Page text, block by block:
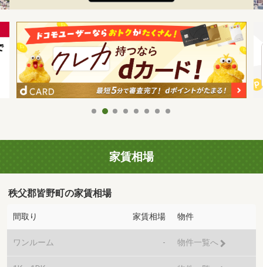
家賃相場
秩父郡皆野町の家賃相場
間取り 家賃相場 物件
ワンルーム - 物件一覧へ